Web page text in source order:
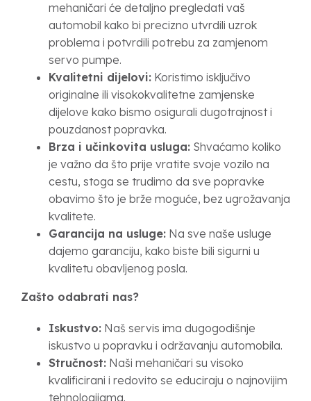
mehaničari će detaljno pregledati vaš
automobil kako bi precizno utvrdili uzrok
problema i potvrdili potrebu za zamjenom
servo pumpe.
Kvalitetni dijelovi: Koristimo isključivo
originalne ili visokokvalitetne zamjenske
dijelove kako bismo osigurali dugotrajnost i
pouzdanost popravka.
Brza i učinkovita usluga: Shvaćamo koliko
je važno da što prije vratite svoje vozilo na
cestu, stoga se trudimo da sve popravke
obavimo što je brže moguće, bez ugrožavanja
kvalitete.
Garancija na usluge: Na sve naše usluge
dajemo garanciju, kako biste bili sigurni u
kvalitetu obavljenog posla.
Zašto odabrati nas?
Iskustvo: Naš servis ima dugogodišnje
iskustvo u popravku i održavanju automobila.
Stručnost: Naši mehaničari su visoko
kvalificirani i redovito se educiraju o najnovijim
tehnologijama.